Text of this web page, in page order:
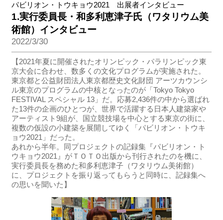
パビリオン・トウキョウ2021 出展者インタビュー
1.実行委員長・和多利恵津子氏（ワタリウム美
術館）インタビュー
2022/3/30
【2021年夏に開催されたオリンピック・パラリンピック東
京大会に合わせ、数多くの文化プログラムが実施された。
東京都と公益財団法人東京都歴史文化財団 アーツカウンシ
ル東京のプログラムの中核となったのが「Tokyo Tokyo
FESTIVAL スペシャル 13」だ。応募2,436件の中から選ばれ
た13件の企画のひとつが、世界で活躍する日本人建築家や
アーティスト9組が、国立競技場を中心とする東京の街に、
複数の仮設の小建築を展開してゆく「パビリオン・トウキ
ョウ2021」だった。
あれから半年。同プロジェクトの記録集『パビリオン・ト
ウキョウ2021』がＴＯＴＯ出版から刊行されたのを機に、
実行委員長を務めた和多利恵津子（ワタリウム美術館）
に、プロジェクトを振り返ってもらうと同時に、記録集へ
の思いを聞いた】